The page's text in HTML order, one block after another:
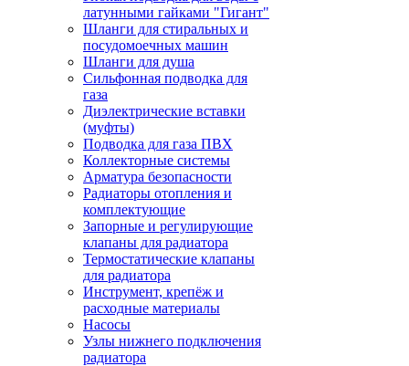
латунными гайками "Гигант"
Шланги для стиральных и
посудомоечных машин
Шланги для душа
Сильфонная подводка для
газа
Диэлектрические вставки
(муфты)
Подводка для газа ПВХ
Коллекторные системы
Арматура безопасности
Радиаторы отопления и
комплектующие
Запорные и регулирующие
клапаны для радиатора
Термостатические клапаны
для радиатора
Инструмент, крепёж и
расходные материалы
Насосы
Узлы нижнего подключения
радиатора